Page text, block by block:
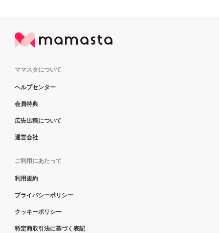
ママスタについて
ヘルプセンター
会員特典
広告出稿について
運営会社
ご利用にあたって
利用規約
プライバシーポリシー
クッキーポリシー
特定商取引法に基づく表記